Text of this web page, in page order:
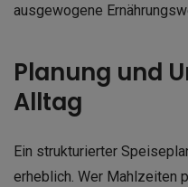
ausgewogene
Planung und
Alltag
Ein strukturierter
erheblich. Wer Mahlzeiten